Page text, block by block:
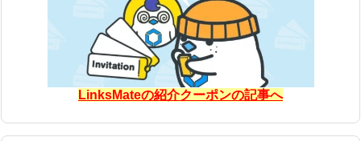
LinksMateの紹介クーポンの記事へ